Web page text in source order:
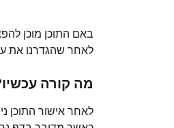
באם התוכן מוכן
לאחר שהגדרנו את
מה קורה
לאחר אישור התוכן